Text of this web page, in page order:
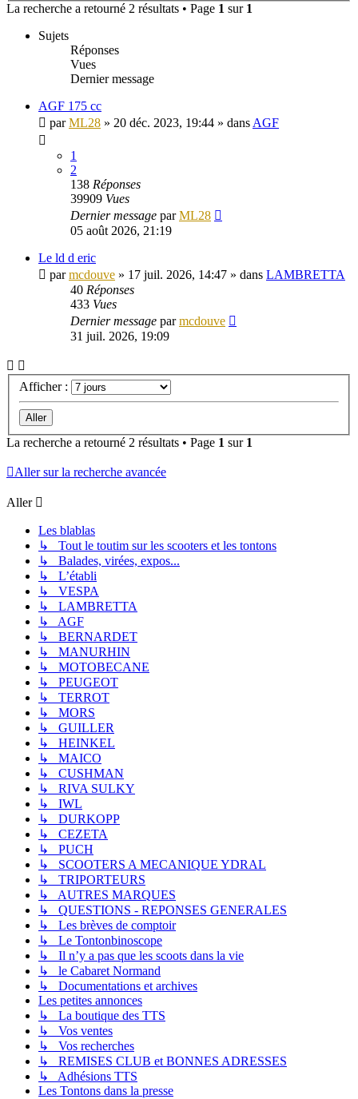
La recherche a retourné 2 résultats • Page 1 sur 1
Sujets
Réponses
Vues
Dernier message
AGF 175 cc
parML28 » 20 déc. 2023, 19:44 » dans AGF
1
2
138 Réponses
39909 Vues
Dernier message parML28
05 août 2026, 21:19
Le ld d eric
parmcdouve » 17 juil. 2026, 14:47 » dans LAMBRETTA
40 Réponses
433 Vues
Dernier message parmcdouve
31 juil. 2026, 19:09
Afficher :
La recherche a retourné 2 résultats • Page 1 sur 1
Aller sur la recherche avancée
Aller
Les blablas
↳ Tout le toutim sur les scooters et les tontons
↳ Balades, virées, expos...
↳ L’établi
↳ VESPA
↳ LAMBRETTA
↳ AGF
↳ BERNARDET
↳ MANURHIN
↳ MOTOBECANE
↳ PEUGEOT
↳ TERROT
↳ MORS
↳ GUILLER
↳ HEINKEL
↳ MAICO
↳ CUSHMAN
↳ RIVA SULKY
↳ IWL
↳ DURKOPP
↳ CEZETA
↳ PUCH
↳ SCOOTERS A MECANIQUE YDRAL
↳ TRIPORTEURS
↳ AUTRES MARQUES
↳ QUESTIONS - REPONSES GENERALES
↳ Les brèves de comptoir
↳ Le Tontonbinoscope
↳ Il n’y a pas que les scoots dans la vie
↳ le Cabaret Normand
↳ Documentations et archives
Les petites annonces
↳ La boutique des TTS
↳ Vos ventes
↳ Vos recherches
↳ REMISES CLUB et BONNES ADRESSES
↳ Adhésions TTS
Les Tontons dans la presse